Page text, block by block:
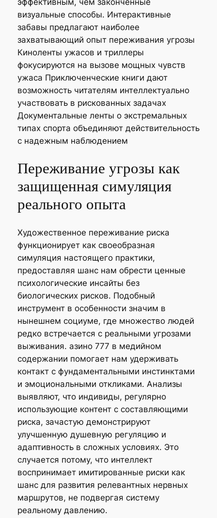
эффективным, чем законченные
визуальные способы. Интерактивные
забавы предлагают наиболее
захватывающий опыт переживания угрозы
Киноленты ужасов и триллеры
фокусируются на вызове мощных чувств
ужаса Приключенческие книги дают
возможность читателям интеллектуально
участвовать в рискованных задачах
Документальные ленты о экстремальных
типах спорта объединяют действительность
с надежным наблюдением
Переживание угрозы как
защищенная симуляция
реального опыта
Художественное переживание риска
функционирует как своеобразная
симуляция настоящего практики,
предоставляя шанс нам обрести ценные
психологические инсайты без
биологических рисков. Подобный
инструмент в особенности значим в
нынешнем социуме, где множество людей
редко встречается с реальными угрозами
выживания. азино 777 в медийном
содержании помогает нам удерживать
контакт с фундаментальными инстинктами
и эмоциональными откликами. Анализы
выявляют, что индивиды, регулярно
использующие контент с составляющими
риска, зачастую демонстрируют
улучшенную душевную регуляцию и
адаптивность в сложных условиях. Это
случается потому, что интеллект
воспринимает имитированные риски как
шанс для развития релевантных нервных
маршрутов, не подвергая систему
реальному давлению.